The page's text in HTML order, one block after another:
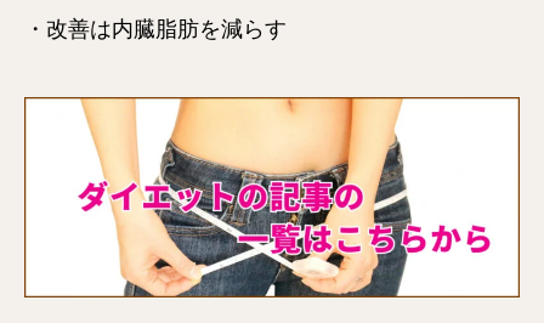
・改善は内臓脂肪を減らす